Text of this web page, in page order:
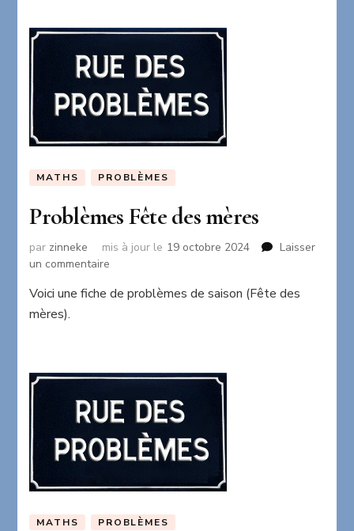
MATHS PROBLÈMES
Problèmes Fête des mères
par zinneke mis à jour le 19 octobre 2024
Laisser
un commentaire
Fête
Voici une fiche de problèmes de saison (Fête des
mères).
MATHS PROBLÈMES